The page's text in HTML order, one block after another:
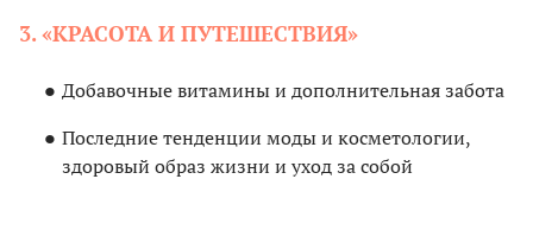
3. «КРАСОТА И ПУТЕШЕСТВИЯ»
Добавочные витамины и дополнительная забота
Последние тенденции моды и косметологии,
здоровый образ жизни и уход за собой